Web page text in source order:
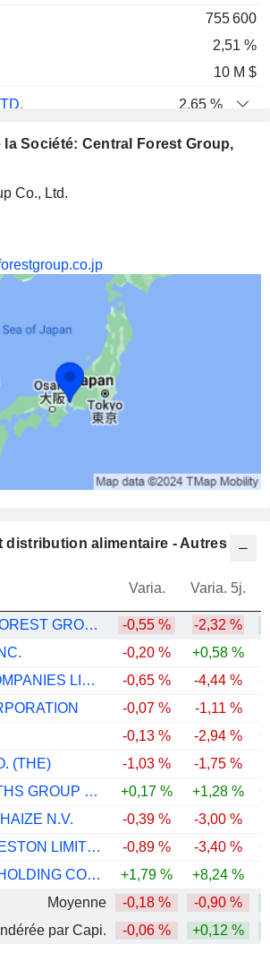
755 600
2,51 %
10 M $
2,65 %
CO., LTD.
0,16 %
GROUP INC.
72 385
31 990
0 %
LTD.
0,01 %
14 231
0,01 %
909 330 $
1,38 %
281 105
1,38 %
899 398 $
Société: Central Forest Group,
Co., Ltd.
distribution alimentaire - Autres
Varia. Varia. 5j.
CENTRAL FOREST GROUP, INC. -0,55 % -2,32 %
-0,20 % +0,58 %
LOBLAW COMPANIES LIMITED
-0,65 % -4,44 %
-0,07 % -1,11 %
-0,13 % -2,94 %
(THE)
-1,03 % -1,75 %
WOOLWORTHS GROUP LIMITED
+0,17 % +1,28 %
N.V.
-0,39 % -3,00 %
GEORGE WESTON LIMITED
-0,89 % -3,40 %
US FOODS HOLDING CORP.
+1,79 % +8,24 %
Moyenne
-0,18 % -0,90 %
par Capi.
-0,06 % +0,12 %